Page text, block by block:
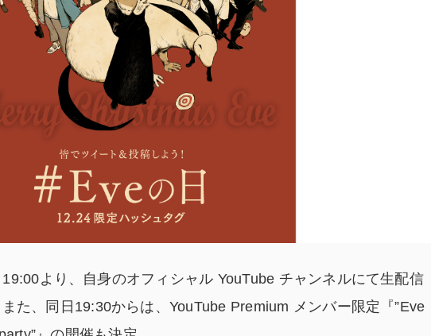
より、自身のオフィシャル YouTube チャンネルにて生配信
た、同日19:30からは、YouTube Premium メンバー限定『”Eve